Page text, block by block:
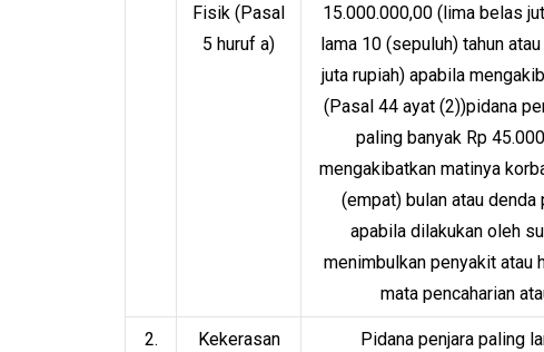
Fisik (Pasal
5 huruf a)
15.000.000,00 (lima belas
lama 10 (sepuluh) tahun
juta rupiah) apabila
(Pasal 44 ayat (2))pidana
paling banyak Rp
mengakibatkan matinya
(empat) bulan atau denda
apabila dilakukan oleh
menimbulkan penyakit atau
mata pencaharian
2.
Kekerasan
Pidana penjara paling